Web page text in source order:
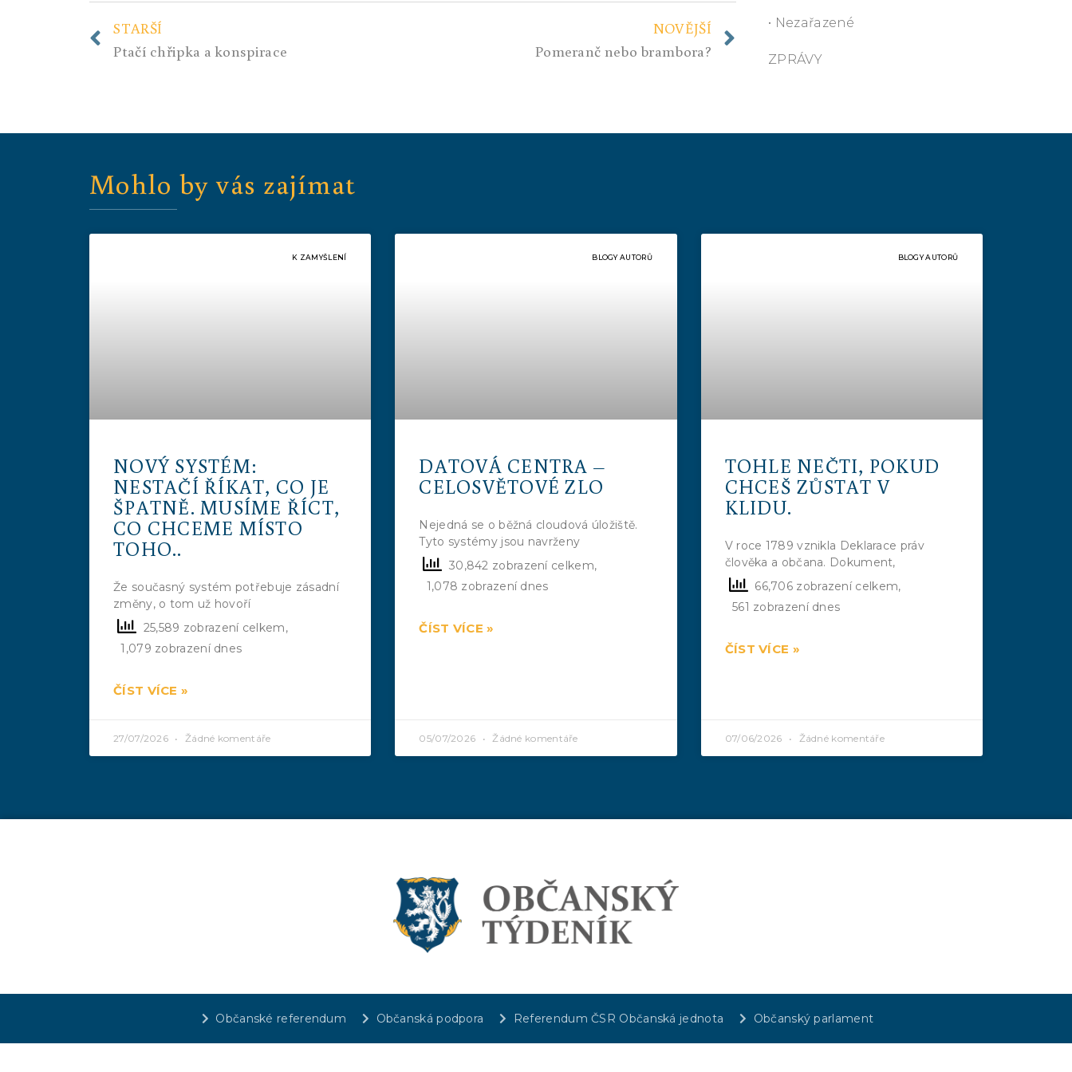
STARŠÍ
Ptačí chřipka a konspirace
NOVĚJŠÍ
Pomeranč nebo brambora?
• Nezařazené
ZPRÁVY
Mohlo by vás zajímat
K ZAMYŠLENÍ
NOVÝ SYSTÉM:
NESTAČÍ ŘÍKAT, CO JE
ŠPATNĚ. MUSÍME ŘÍCT,
CO CHCEME MÍSTO
TOHO..
Že současný systém potřebuje zásadní
změny, o tom už hovoří
25,589 zobrazení celkem,
1,079 zobrazení dnes
ČÍST VÍCE »
27/07/2026 Žádné komentáře
BLOGY AUTORŮ
DATOVÁ CENTRA –
CELOSVĚTOVÉ ZLO
Nejedná se o běžná cloudová úložiště.
Tyto systémy jsou navrženy
30,842 zobrazení celkem,
1,078 zobrazení dnes
ČÍST VÍCE »
05/07/2026 Žádné komentáře
BLOGY AUTORŮ
TOHLE NEČTI, POKUD
CHCEŠ ZŮSTAT V
KLIDU.
V roce 1789 vznikla Deklarace práv
člověka a občana. Dokument,
66,706 zobrazení celkem,
561 zobrazení dnes
ČÍST VÍCE »
07/06/2026 Žádné komentáře
Občanské referendum Občanská podpora Referendum ČSR Občanská jednota Občanský parlament